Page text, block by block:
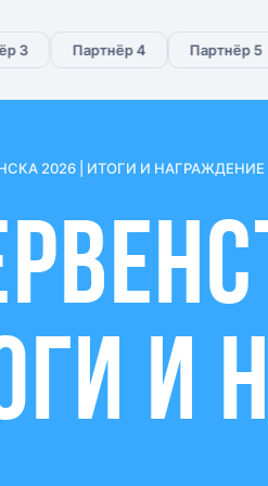
Партнёр 4 Партнёр 5
2026 | ИТОГИ И НАГРАЖДЕНИЕ
И